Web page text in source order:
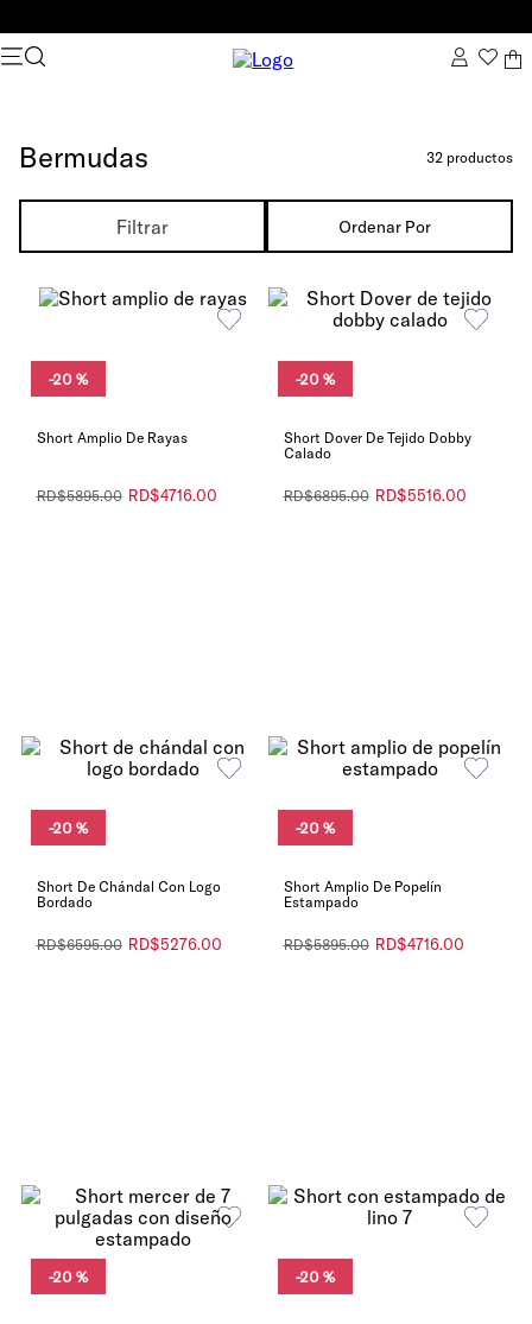
Bermudas 32 productos
Filtrar Ordenar Por
-20 %
Short Amplio De Rayas
RD$4716.00
RD$5895.00
-20 %
Short Dover De Tejido Dobby
Calado
RD$5516.00
RD$6895.00
-20 %
Short De Chándal Con Logo
Bordado
RD$5276.00
RD$6595.00
-20 %
Short Amplio De Popelín
Estampado
RD$4716.00
RD$5895.00
-20 % -20 %